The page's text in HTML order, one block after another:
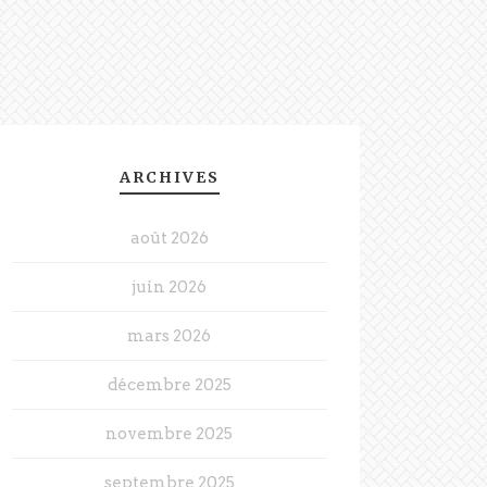
ARCHIVES
août 2026
juin 2026
mars 2026
décembre 2025
novembre 2025
septembre 2025